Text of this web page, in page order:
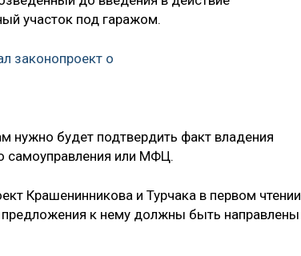
участок под гаражом.
законопроект о
нужно будет подтвердить факт владения
самоуправления или МФЦ.
Крашенинникова и Турчака в первом чтении
к нему должны быть направлены